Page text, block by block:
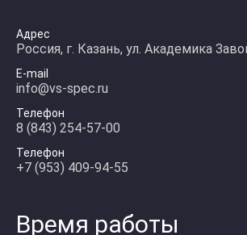
Адрес
Россия, г. Казань, ул. Академика
E-mail
info@vs-spec.ru
Телефон
8 (843) 254-57-00
Телефон
+7 (953) 409-94-55
Время работы